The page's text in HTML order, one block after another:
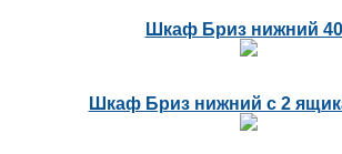
Шкаф Бриз нижний
Шкаф Бриз нижний с 2